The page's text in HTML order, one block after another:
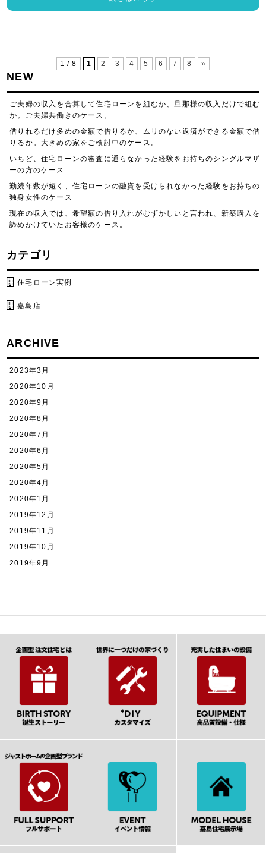
1 / 8 1 2 3 4 5 6 7 8 »
NEW
ご夫婦の収入を合算して住宅ローンを組むか、旦那様の収入だけで組む
か。ご夫婦共働きのケース。
借りれるだけ多めの金額で借りるか、ムリのない返済ができる金額で借
りるか。大きめの家をご検討中のケース。
いちど、住宅ローンの審査に通らなかった経験をお持ちのシングルマザ
ーの方のケース
勤続年数が短く、住宅ローンの融資を受けられなかった経験をお持ちの
独身女性のケース
現在の収入では、希望額の借り入れがむずかしいと言われ、新築購入を
諦めかけていたお客様のケース。
カテゴリ
住宅ローン実例
嘉島店
ARCHIVE
2023年3月
2020年10月
2020年9月
2020年8月
2020年7月
2020年6月
2020年5月
2020年4月
2020年1月
2019年12月
2019年11月
2019年10月
2019年9月